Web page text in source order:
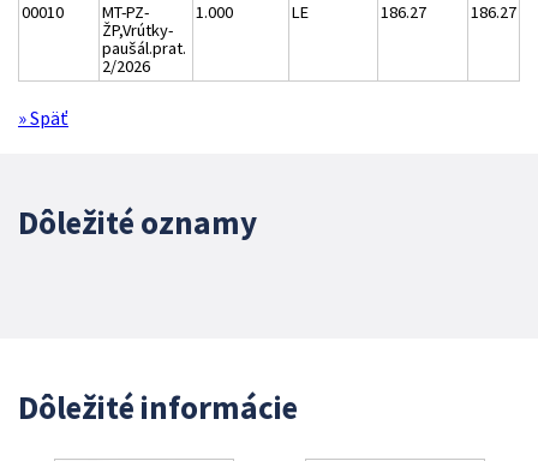
00010
MT-PZ-
ŽP,Vrútky-
paušál.prat.
2/2026
1.000 LE 186.27 186.27
» Späť
Dôležité oznamy
Dôležité informácie